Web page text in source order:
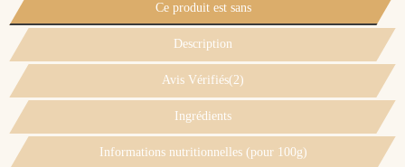
Ce produit est sans
Description
Avis Vérifiés(2)
Ingrédients
Informations nutritionnelles (pour 100g)